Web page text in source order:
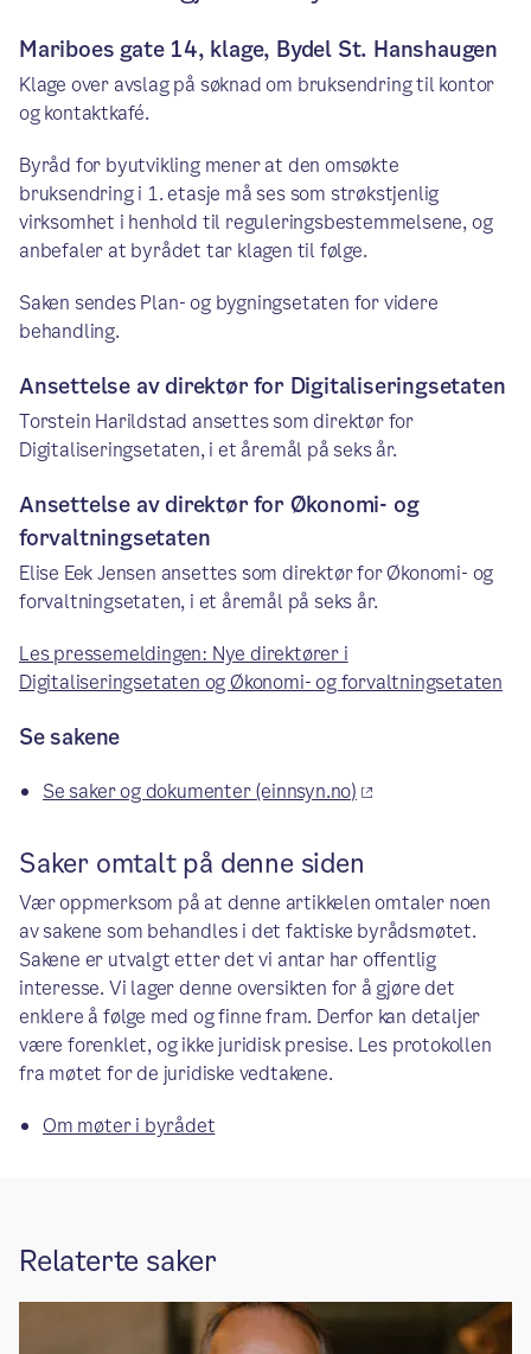
Mariboes gate 14, klage, Bydel St. Hanshaugen
Klage over avslag på søknad om bruksendring til kontor
og kontaktkafé.
Byråd for byutvikling mener at den omsøkte
bruksendring i 1. etasje må ses som strøkstjenlig
virksomhet i henhold til reguleringsbestemmelsene, og
anbefaler at byrådet tar klagen til følge.
Saken sendes Plan- og bygningsetaten for videre
behandling.
Ansettelse av direktør for Digitaliseringsetaten
Torstein Harildstad ansettes som direktør for
Digitaliseringsetaten, i et åremål på seks år.
Ansettelse av direktør for Økonomi- og
forvaltningsetaten
Elise Eek Jensen ansettes som direktør for Økonomi- og
forvaltningsetaten, i et åremål på seks år.
Les pressemeldingen: Nye direktører i
Digitaliseringsetaten og Økonomi- og forvaltningsetaten
Se sakene
Se saker og dokumenter (einnsyn.no)
Saker omtalt på denne siden
Vær oppmerksom på at denne artikkelen omtaler noen
av sakene som behandles i det faktiske byrådsmøtet.
Sakene er utvalgt etter det vi antar har offentlig
interesse. Vi lager denne oversikten for å gjøre det
enklere å følge med og finne fram. Derfor kan detaljer
være forenklet, og ikke juridisk presise. Les protokollen
fra møtet for de juridiske vedtakene.
Om møter i byrådet
Relaterte saker